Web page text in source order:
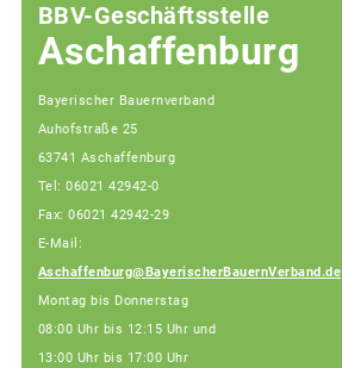
BBV-Geschäftsstelle
Aschaffenburg
Bayerischer Bauernverband
Auhofstraße 25
63741 Aschaffenburg
Tel: 06021 42942-0
Fax: 06021 42942-29
E-Mail:
Aschaffenburg@BayerischerBauernVerband.de
Montag bis Donnerstag
08:00 Uhr bis 12:15 Uhr und
13:00 Uhr bis 17:00 Uhr